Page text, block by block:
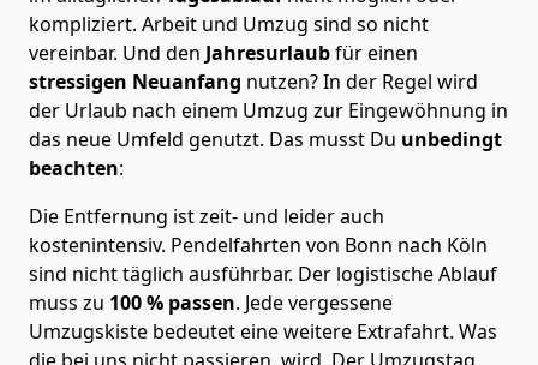
kompliziert. Arbeit und Umzug sind so nicht
vereinbar. Und den Jahresurlaubfür einen
stressigen Neuanfang nutzen? In der Regel wird
der Urlaub nach einem Umzug zur Eingewöhnung in
das neue Umfeld genutzt. Das musst Du unbedingt
beachten:
Die Entfernung ist zeit- und leider auch
kostenintensiv. Pendelfahrten von Bonn nach Köln
sind nicht täglich ausführbar. Der logistische Ablauf
muss zu 100 % passen. Jede vergessene
Umzugskiste bedeutet eine weitere Extrafahrt. Was